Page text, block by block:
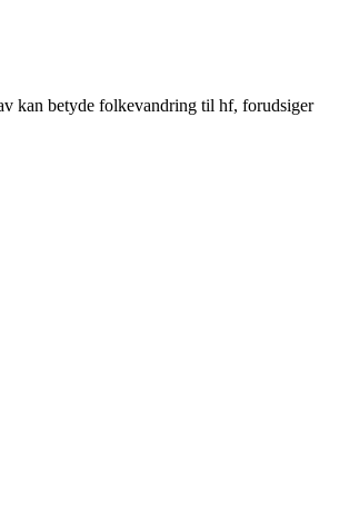
kan betyde folkevandring til hf, forudsiger